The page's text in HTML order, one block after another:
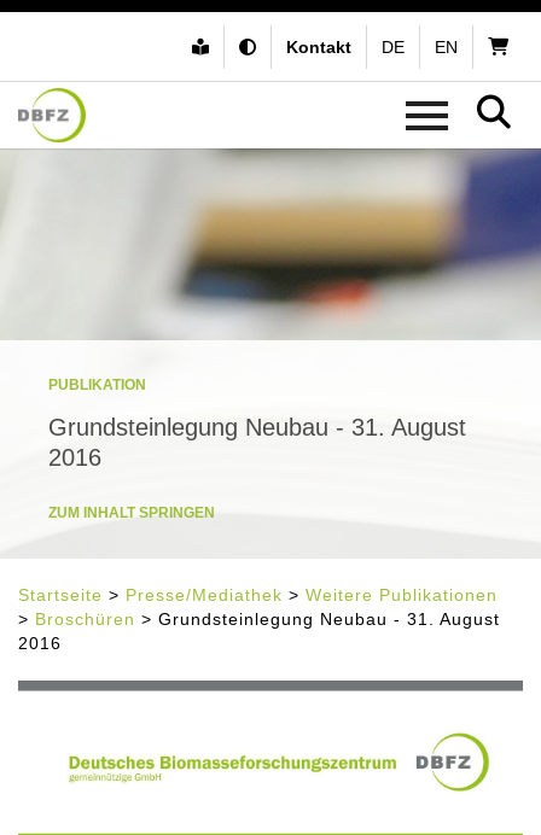
Kontakt DE EN
PUBLIKATION
Grundsteinlegung Neubau - 31. August
2016
ZUM INHALT SPRINGEN
Startseite > Presse/Mediathek > Weitere Publikationen
> Broschüren > Grundsteinlegung Neubau - 31. August
2016